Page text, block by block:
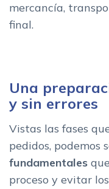
mercancía,
final.
Una
y sin errores
Vistas las fases
pedidos, podemos
fundamentales
proceso y evitar